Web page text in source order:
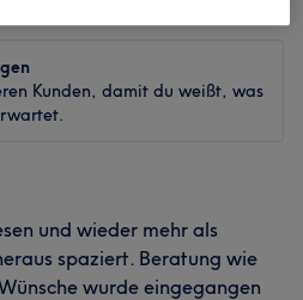
Kunden, damit du weißt, was
und wieder mehr als
spaziert. Beratung wie
wurde eingegangen